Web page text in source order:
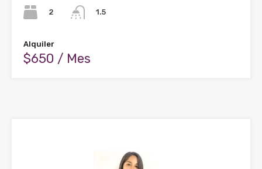
2
1.5
Alquiler
$650 / Mes